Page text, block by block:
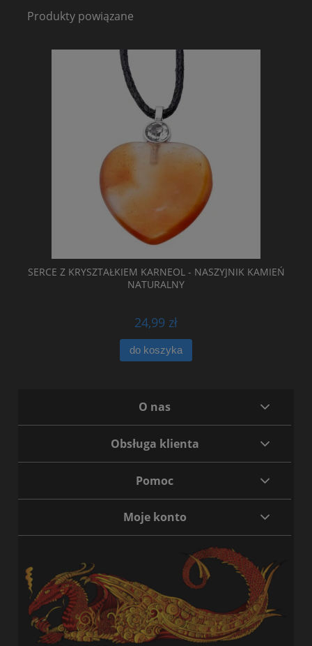
Produkty powiązane
SERCE Z KRYSZTAŁKIEM KARNEOL - NASZYJNIK KAMIEŃ
NATURALNY
24,99 zł
do koszyka
O nas
Obsługa klienta
Pomoc
Moje konto